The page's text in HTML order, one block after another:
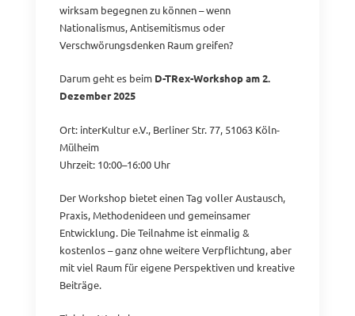
wirksam begegnen zu können – wenn
Nationalismus, Antisemitismus oder
Verschwörungsdenken Raum greifen?
Darum geht es beim D-TRex-Workshop am 2.
Dezember 2025
Ort: interKultur e.V., Berliner Str. 77, 51063 Köln-
Mülheim
Uhrzeit: 10:00–16:00 Uhr
Der Workshop bietet einen Tag voller Austausch,
Praxis, Methodenideen und gemeinsamer
Entwicklung. Die Teilnahme ist einmalig &
kostenlos – ganz ohne weitere Verpflichtung, aber
mit viel Raum für eigene Perspektiven und kreative
Beiträge.